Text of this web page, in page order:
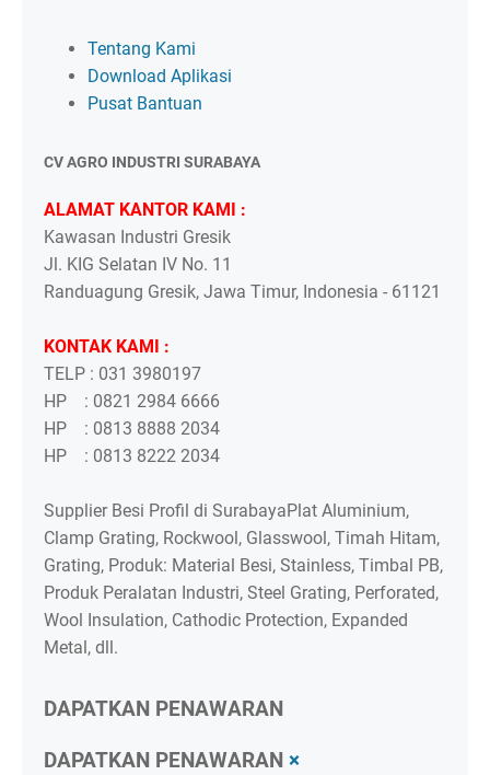
Tentang Kami
Download Aplikasi
Pusat Bantuan
CV AGRO INDUSTRI SURABAYA
ALAMAT KANTOR KAMI :
Kawasan Industri Gresik
Jl. KIG Selatan IV No. 11
Randuagung Gresik, Jawa Timur, Indonesia - 61121
KONTAK KAMI :
TELP : 031 3980197
HP : 0821 2984 6666
HP : 0813 8888 2034
HP : 0813 8222 2034
Supplier Besi Profil di SurabayaPlat Aluminium,
Clamp Grating, Rockwool, Glasswool, Timah Hitam,
Grating, Produk: Material Besi, Stainless, Timbal PB,
Produk Peralatan Industri, Steel Grating, Perforated,
Wool Insulation, Cathodic Protection, Expanded
Metal, dll.
DAPATKAN PENAWARAN
DAPATKAN PENAWARAN ×